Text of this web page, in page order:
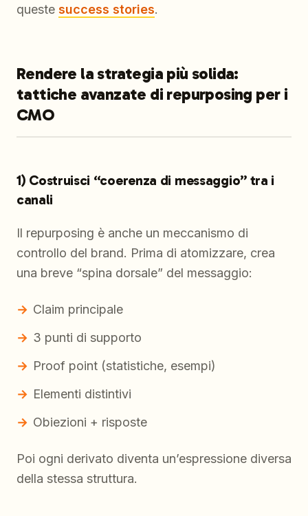
queste success stories.
Rendere la strategia più solida:
tattiche avanzate di repurposing per i
CMO
1) Costruisci “coerenza di messaggio” tra i
canali
Il repurposing è anche un meccanismo di
controllo del brand. Prima di atomizzare, crea
una breve “spina dorsale” del messaggio:
Claim principale
3 punti di supporto
Proof point (statistiche, esempi)
Elementi distintivi
Obiezioni + risposte
Poi ogni derivato diventa un’espressione diversa
della stessa struttura.